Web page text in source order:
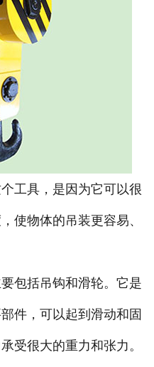
联系我们
工具，是因为它可以很
使物体的吊装更容易、
包括吊钩和滑轮。它是
件，可以起到滑动和固
受很大的重力和张力。